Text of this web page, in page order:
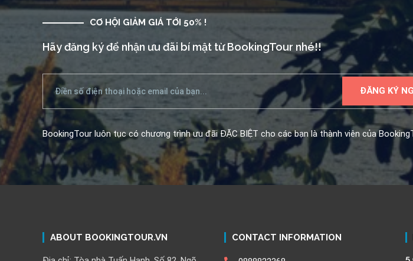
CƠ HỘI GIẢM GIÁ TỚI 50% !
Hãy đăng ký để nhận ưu đãi bí mật từ BookingTour nhé!!
BookingTour luôn tục có chương trình ưu đãi ĐẶC BIỆT cho các bạn là thành viên của
ABOUT BOOKINGTOUR.VN CONTACT INFORMATION
5